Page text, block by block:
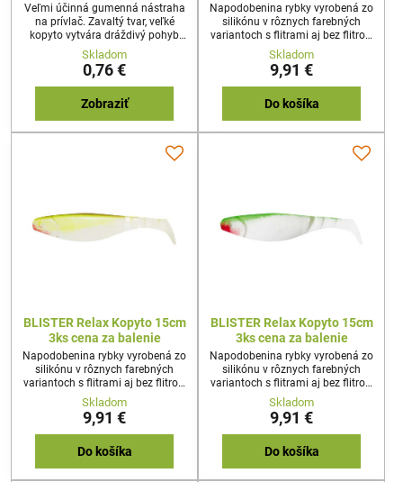
Veľmi účinná gumenná nástraha
na prívlač. Zavaltý tvar, veľké
kopyto vytvára dráždivý pohyb
poranenej rybky. Vďaka
miernemu vrúbkovaniu povrchu
sa niektoré farby javia ako keby
boli holografické.
Skladom
0,76 €
Zobraziť
Napodobenina rybky vyrobená zo
silikónu v rôznych farebných
variantoch s flitrami aj bez flitrov.
Používa sa na stredne ťažkú až
ťažkú prívlač z brehu a z člna,
svojim pohybom imituje
poranenú rybku. Napichuje sa na
jigový háčik, a systémik na
Skladom
9,91 €
Do košíka
BLISTER Relax Kopyto 15cm
3ks cena za balenie
Napodobenina rybky vyrobená zo
silikónu v rôznych farebných
variantoch s flitrami aj bez flitrov.
Používa sa na stredne ťažkú až
ťažkú prívlač z brehu a z člna,
svojim pohybom imituje
poranenú rybku. Napichuje sa na
jigový háčik, a systémik na
Skladom
9,91 €
Do košíka
BLISTER Relax Kopyto 15cm
3ks cena za balenie
Napodobenina rybky vyrobená zo
silikónu v rôznych farebných
variantoch s flitrami aj bez flitrov.
Používa sa na stredne ťažkú až
ťažkú prívlač z brehu a z člna,
svojim pohybom imituje
poranenú rybku. Napichuje sa na
jigový háčik, a systémik na
Skladom
9,91 €
Do košíka